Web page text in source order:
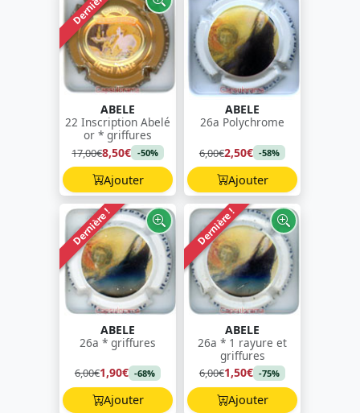
ABELE
22 Inscription Abelé
or * griffures
17,00€8,50€ -50%
Ajouter
ABELE
26a Polychrome
6,00€2,50€ -58%
Ajouter
Dernière !
ABELE
26a * griffures
6,00€1,90€ -68%
Ajouter
Dernière !
ABELE
26a * 1 rayure et
griffures
6,00€1,50€ -75%
Ajouter